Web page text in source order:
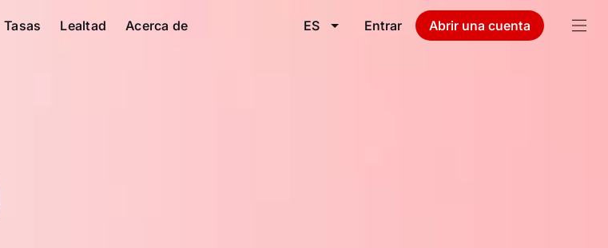
Tasas Lealtad Acerca de ES Entrar Abrir una cuenta